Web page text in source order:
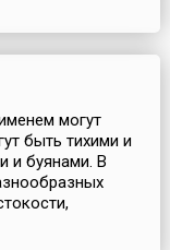
могут
быть тихими и
и буянами. В